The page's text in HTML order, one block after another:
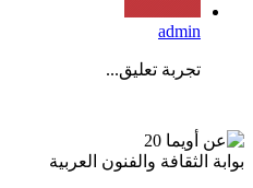
admin
تجربة تعليق...
بوابة الثقافة والفنون العربية